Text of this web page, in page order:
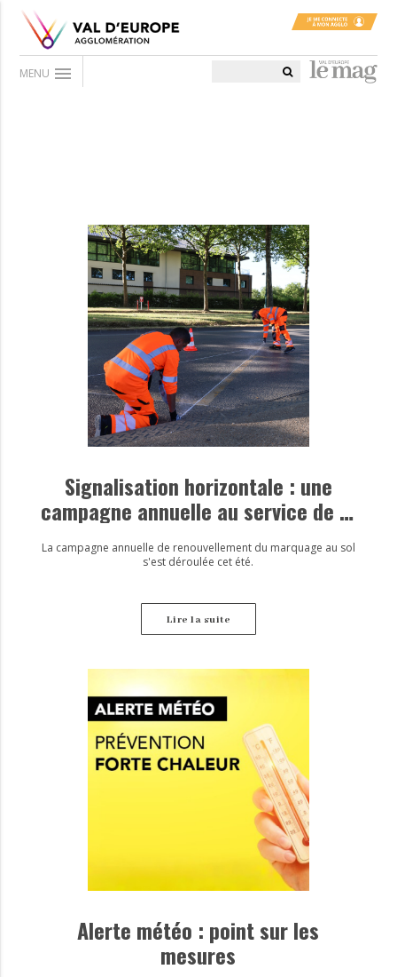
MENU menu
Signalisation horizontale : une
campagne annuelle au service de la
sécurité
La campagne annuelle de renouvellement du marquage au sol
s'est déroulée cet été.
Lire la suite
Alerte météo : point sur les
mesures